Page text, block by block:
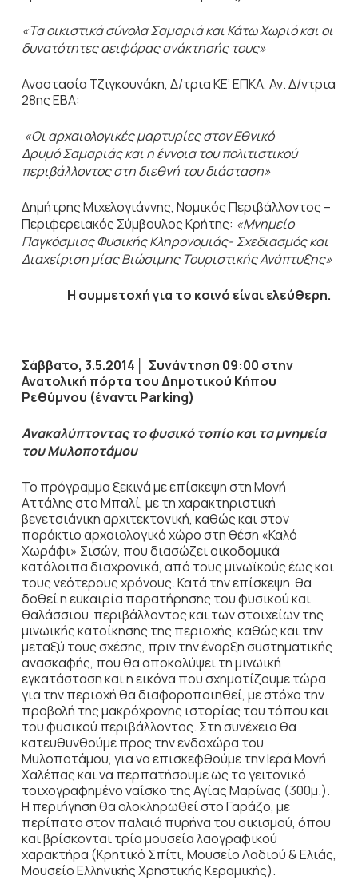
«Τα οικιστικά σύνολα Σαμαριά και Κάτω Χωριό και οι
δυνατότητες αειφόρας ανάκτησής τους»
Αναστασία Τζιγκουνάκη, Δ/τρια ΚΕ’ ΕΠΚΑ, Αν. Δ/ντρια
28ης ΕΒΑ:
«Οι αρχαιολογικές μαρτυρίες στον Εθνικό
Δρυμό Σαμαριάς και η έννοια του πολιτιστικού
περιβάλλοντος στη διεθνή του διάσταση»
Δημήτρης Μιχελογιάννης, Νομικός Περιβάλλοντος –
Περιφερειακός Σύμβουλος Κρήτης: «Μνημείο
Παγκόσμιας Φυσικής Κληρονομιάς- Σχεδιασμός και
Διαχείριση μίας Βιώσιμης Τουριστικής Ανάπτυξης»
Η συμμετοχή για το κοινό είναι ελεύθερη.
Σάββατο, 3.5.2014
Συνάντηση 09:00 στην
Ανατολική πόρτα του Δημοτικού Κήπου
Ρεθύμνου (έναντιParking)
Ανακαλύπτοντας το φυσικό τοπίο και τα μνημεία
του Μυλοποτάμου
Το πρόγραμμα ξεκινά με επίσκεψη στη Μονή
Αττάλης στο Μπαλί, με τη χαρακτηριστική
βενετσιάνικη αρχιτεκτονική, καθώς και στον
παράκτιο αρχαιολογικό χώρο στη θέση «Καλό
Χωράφι» Σισών, που διασώζει οικοδομικά
κατάλοιπα διαχρονικά, από τους μινωϊκούς έως και
τους νεότερους χρόνους. Κατά την επίσκεψη θα
δοθεί η ευκαιρία παρατήρησης του φυσικού και
θαλάσσιου περιβάλλοντος και των στοιχείων της
μινωικής κατοίκησης της περιοχής, καθώς και την
μεταξύ τους σχέσης, πριν την έναρξη συστηματικής
ανασκαφής, που θα αποκαλύψει τη μινωική
εγκατάσταση και η εικόνα που σχηματίζουμε τώρα
για την περιοχή θα διαφοροποιηθεί, με στόχο την
προβολή της μακρόχρονης ιστορίας του τόπου και
του φυσικού περιβάλλοντος. Στη συνέχεια θα
κατευθυνθούμε προς την ενδοχώρα του
Μυλoποτάμου, για να επισκεφθούμε την Ιερά Μονή
Χαλέπας και να περπατήσουμε ως το γειτονικό
τοιχογραφημένο ναΐσκο της Αγίας Μαρίνας (300μ.).
Η περιήγηση θα ολοκληρωθεί στο Γαράζο, με
περίπατο στον παλαιό πυρήνα του οικισμού, όπου
και βρίσκονται τρία μουσεία λαογραφικού
χαρακτήρα (Κρητικό Σπίτι, Μουσείο Λαδιού & Ελιάς,
Μουσείο Ελληνικής Χρηστικής Κεραμικής).